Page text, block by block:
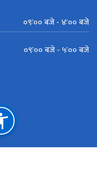
०९ः०० बजे - ४ः०० बजे
०९ः०० बजे - ५ः०० बजे